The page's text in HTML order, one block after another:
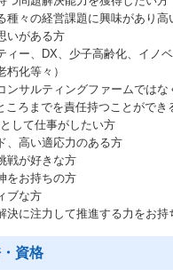
種々の経営課題に興味があり高
いがある方
ィー、DX、少子高齢化、イノ
化等々）
ンサルティングファームでは
ころまでを責任持つことができ
して仕事がしたい方
、高い適応力のある方
戦が好きな方
をお持ちの方
ブな方
決に注力して推進する力をお持
資格